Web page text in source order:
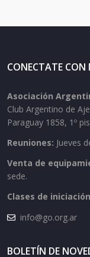
CONECTATE CON
Asociación
Club Argentino de
Paraguay 1858, 1º
Reuniones: Jueves
Venta de
sede.
Clases de
info@go.org.ar
BOLETÍN DE